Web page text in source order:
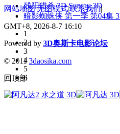
残阳猎杀 3D Sunray 3D
暗影蜘蛛侠 第一季 第04集
1
2
3
4
5
6
网站地图|无图模式|联系我们|
GMT+8, 2026-8-7 16:10
Powered by 3D奥斯卡电影论坛
© 20113daosika.com
回顶部